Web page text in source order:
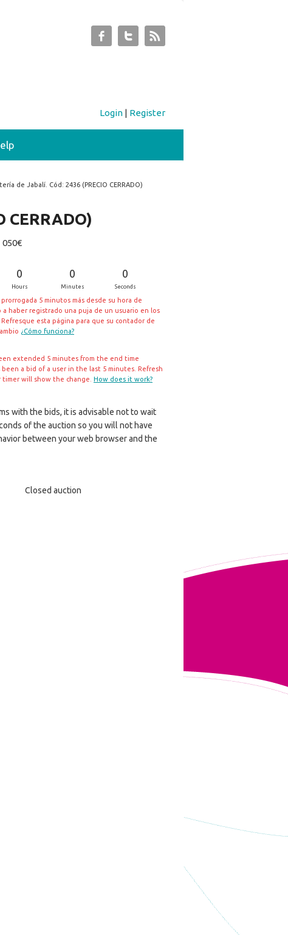
Login | Register
de Jabalí. Cód: 2436 (PRECIO CERRADO)
CERRADO)
050€
0
Hours
0
Minutes
0
Seconds
5 minutos más desde su hora de
a haber registrado una puja de un usuario en los
esta página para que su contador de
¿Cómo funciona?
extended 5 minutes from the end time
been a bid of a user in the last 5 minutes. Refresh
timer will show the change.
How does it work?
with the bids, it is advisable not to wait
of the auction so you will not have
between your web browser and the
Closed auction